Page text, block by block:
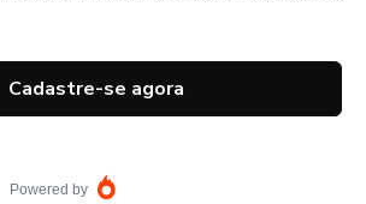
Cadastre-se agora
Powered by